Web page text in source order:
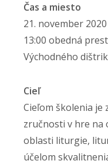
Čas a miesto
21. november
13:00 obedná
Východného
Cieľ
Cieľom školenia
zručnosti v hre na
oblasti liturgie,
účelom